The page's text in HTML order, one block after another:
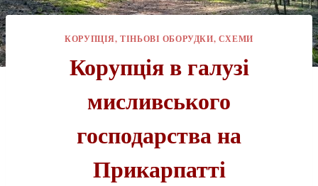
КОРУПЦІЯ, ТІНЬОВІ ОБОРУДКИ, СХЕМИ
Корупція в галузі
мисливського
господарства на
Прикарпатті